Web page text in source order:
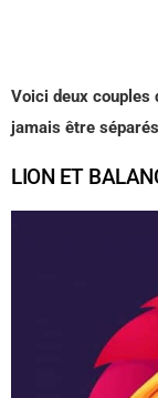
Voici deux couples
jamais être
LION ET